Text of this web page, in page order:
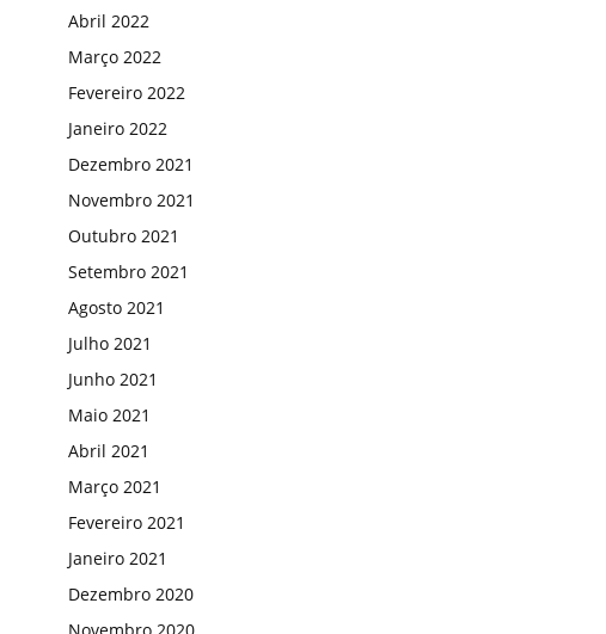
Abril 2022
Março 2022
Fevereiro 2022
Janeiro 2022
Dezembro 2021
Novembro 2021
Outubro 2021
Setembro 2021
Agosto 2021
Julho 2021
Junho 2021
Maio 2021
Abril 2021
Março 2021
Fevereiro 2021
Janeiro 2021
Dezembro 2020